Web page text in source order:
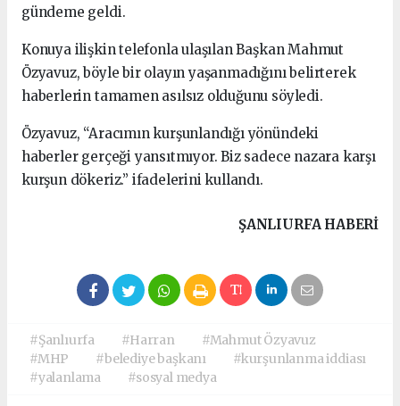
gündeme geldi.
Konuya ilişkin telefonla ulaşılan Başkan Mahmut
Özyavuz, böyle bir olayın yaşanmadığını belirterek
haberlerin tamamen asılsız olduğunu söyledi.
Özyavuz, “Aracımın kurşunlandığı yönündeki
haberler gerçeği yansıtmıyor. Biz sadece nazara karşı
kurşun dökeriz.” ifadelerini kullandı.
ŞANLIURFA HABERİ
#Şanlıurfa #Harran
#Mahmut Özyavuz
#MHP
#belediye başkanı
#kurşunlanma iddiası
#yalanlama
#sosyal medya